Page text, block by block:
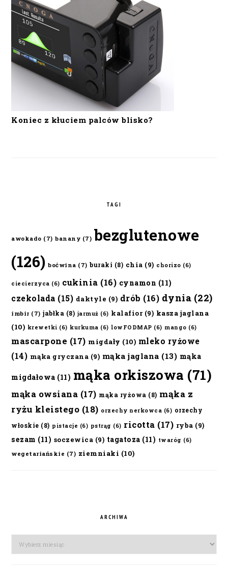
Koniec z kłuciem palców blisko?
TAGI
awokado (7) banany (7) bezglutenowe
(126) boćwina (7) buraki (8) chia (9) chorizo (6)
ciecierzyca (6) cukinia (16) cynamon (11)
czekolada (15) daktyle (9) drób (16) dynia (22)
imbir (7) jabłka (8) jarmuż (6) kalafior(9) kasza jaglana
(10) krewetki (6) kurkuma (6) lowFODMAP (6) mango (6)
mascarpone (17) migdały (10) mleko ryżowe
(14) mąka gryczana (9) mąka jaglana (13) mąka
migdałowa (11) mąka orkiszowa (71)
mąka owsiana (17) mąka ryżowa (8) mąka z
ryżu kleistego (18) orzechy nerkowca (6) orzechy
włoskie (8) pistacje (6) pstrąg (6) ricotta (17) ryba (9)
sezam (11) soczewica (9) tagatoza (11) twaróg (6)
wegetariańskie (7) ziemniaki (10)
ARCHIWA
Archiwa